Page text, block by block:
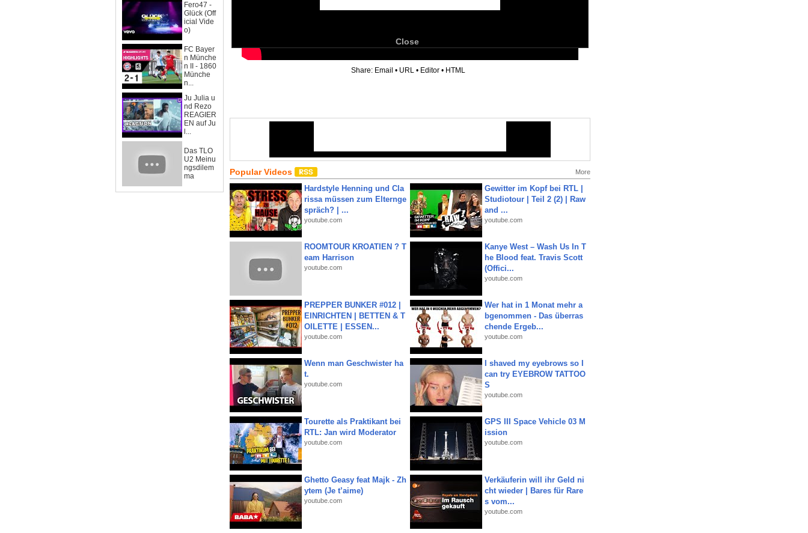
Fero47 -
Glück (Off
icial Vide
o)
FC Bayer
n Münche
n II - 1860
Münche
n...
Ju Julia u
nd Rezo
REAGIER
EN auf Ju
l...
Das TLO
U2 Meinu
ngsdilem
ma
Close
Share: Email • URL • Editor • HTML
Popular Videos More
Hardstyle Henning und Cla
rissa müssen zum Elternge
spräch? | ...
youtube.com
Gewitter im Kopf bei RTL |
Studiotour | Teil 2 (2) | Raw
and ...
youtube.com
ROOMTOUR KROATIEN ? T
eam Harrison
youtube.com
Kanye West – Wash Us In T
he Blood feat. Travis Scott
(Offici...
youtube.com
PREPPER BUNKER #012 |
EINRICHTEN | BETTEN & T
OILETTE | ESSEN...
youtube.com
Wer hat in 1 Monat mehr a
bgenommen - Das überras
chende Ergeb...
youtube.com
Wenn man Geschwister ha
t.
youtube.com
I shaved my eyebrows so I
can try EYEBROW TATTOO
S
youtube.com
Tourette als Praktikant bei
RTL: Jan wird Moderator
youtube.com
GPS III Space Vehicle 03 M
ission
youtube.com
Ghetto Geasy feat Majk - Zh
ytem (Je t’aime)
youtube.com
Verkäuferin will ihr Geld ni
cht wieder | Bares für Rare
s vom...
youtube.com